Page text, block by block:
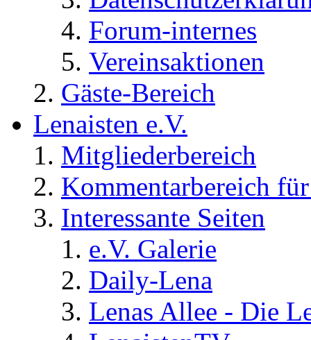
Forum-internes
Vereinsaktionen
Gäste-Bereich
Lenaisten e.V.
Mitgliederbereich
Kommentarbereich
Interessante Seiten
e.V. Galerie
Daily-Lena
Lenas Allee - Die